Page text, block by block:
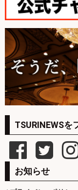
TSURINEWSを
お知らせ